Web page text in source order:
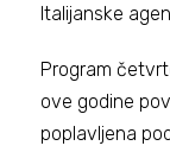
Italijanske
Program
ove godine
poplavljena